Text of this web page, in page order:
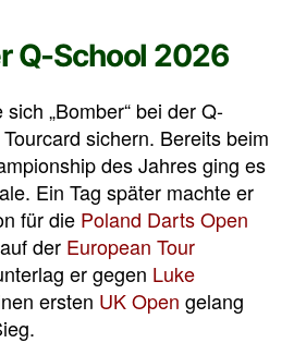
Q-School 2026
„Bomber“ bei der Q-
sichern. Bereits beim
des Jahres ging es
Ein Tag später machte er
für die Poland Darts Open
der European Tour
er gegen Luke
ersten UK Open gelang